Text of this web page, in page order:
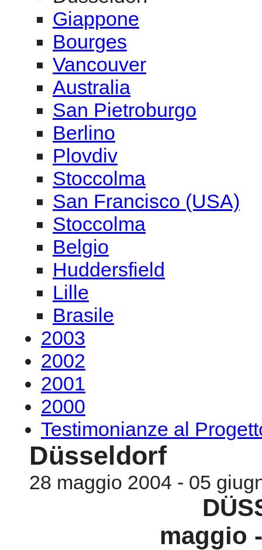
Giappone
Bourges
Vancouver
Australia
San Pietroburgo
Berlino
Plovdiv
Stoccolma
San Francisco (USA)
Stoccolma
Belgio
Huddersfield
Lille
Brasile
2003
2002
2001
2000
Testimonianze al
Düsseldorf
28 maggio 2004 - 05
maggio